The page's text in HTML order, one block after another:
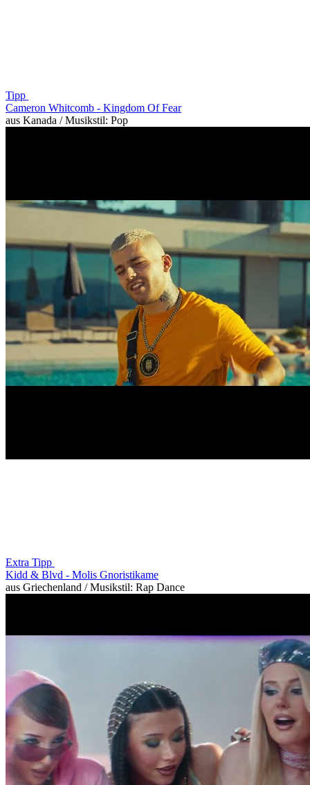
Tipp
Cameron Whitcomb - Kingdom Of Fear
aus Kanada / Musikstil: Pop
Extra Tipp
Kidd & Blvd - Molis Gnoristikame
aus Griechenland / Musikstil: Rap Dance